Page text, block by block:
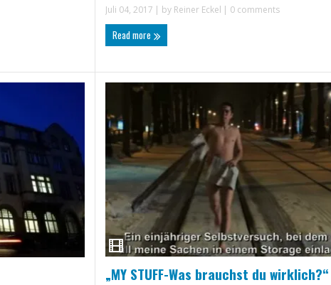
Juli 04, 2017 | by Reiner Eckel | 0 comments
Read more
„MY STUFF-Was brauchst du wirklich?“